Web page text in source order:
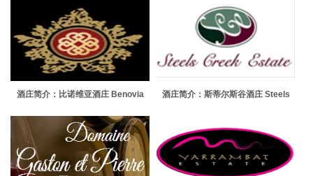
酒庄简介：比诺维亚酒庄 Benovia
酒庄简介：斯蒂尔斯谷酒庄 Steels